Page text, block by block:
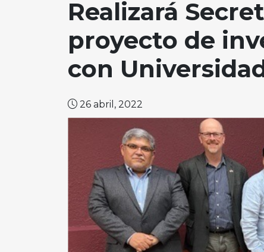
Realizará
proyecto de
con
26 abril, 2022